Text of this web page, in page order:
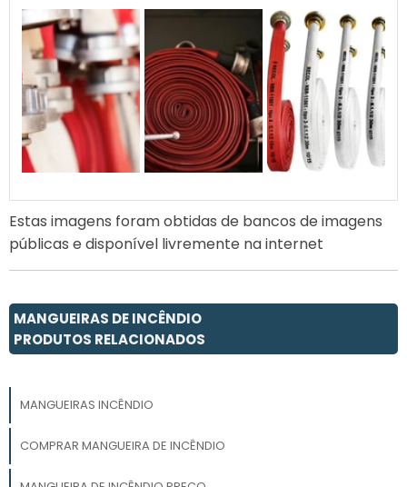
Estas imagens foram obtidas de bancos de imagens
públicas e disponível livremente na internet
MANGUEIRAS DE INCÊNDIO
PRODUTOS RELACIONADOS
MANGUEIRAS INCÊNDIO
COMPRAR MANGUEIRA DE INCÊNDIO